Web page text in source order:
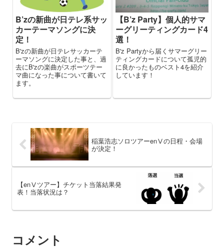
B’zの新曲が日テレ系サッ
カーテーマソングに決
定！
B'zの新曲が日テレサッカーテ
ーマソングに決定した事と、過
去にB'zの楽曲がスポーツテー
マ曲になった事について書いて
ます。
【B’z Party】個人的サマ
ーグリーティングカード4
選！
B'z Partyから届くサマーグリー
ティングカードについて孤児的
に良かったものベスト4を紹介
しています！
稲葉浩志ソロツアーenⅤの日程・会場
が決定！
【enⅤツアー】チケット当落結果発
表！当落状況は？
コメント